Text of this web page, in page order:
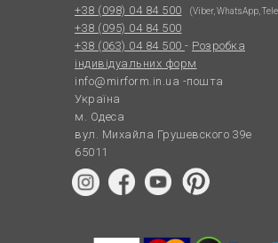
+38 (098) 04 84 500
+38 (095) 04 84 500
+38 (063) 04 84 500 - Розробка
індивідуальних форм
info@mirform.in.ua -пошта
Україна
м. Одеса
вул. Михайла Грушевского 39е
65011
(Viber, WhatsApp,